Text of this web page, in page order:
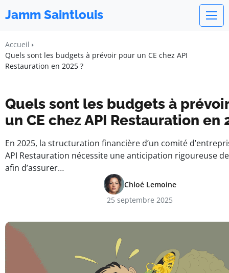
Jamm Saintlouis
Accueil
Quels sont les budgets à prévoir pour un CE chez API
Restauration en 2025 ?
Quels sont les budgets à
un CE chez API Restauration en
En 2025, la structuration financière d’un comité
API Restauration nécessite une anticipation rigoureuse
afin d’assurer…
Chloé Lemoine
25 septembre 2025